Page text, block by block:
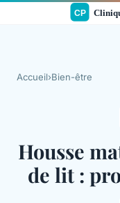
Accueil›Bien-être
Housse
de lit :